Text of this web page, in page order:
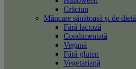
Crăciun
Mâncare sănătoasă şi de dietă
Fără lactoză
Condimentată
Vegană
Fără gluten
Vegetariană